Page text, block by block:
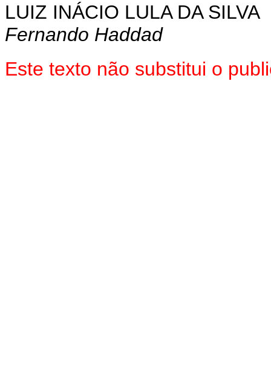
LUIZ INÁCIO LULA DA SILVA
Fernando Haddad
Este texto não substitui o